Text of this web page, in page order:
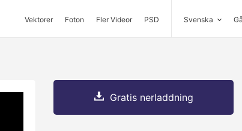
Vektorer Foton Fler Videor PSD Svenska
Gratis nerladdning